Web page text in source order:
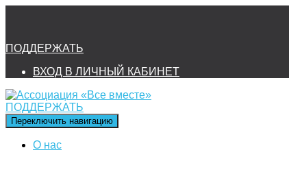
ПОДДЕРЖАТЬ
ВХОД В ЛИЧНЫЙ КАБИНЕТ
ПОДДЕРЖАТЬ
Переключить навигацию
О нас